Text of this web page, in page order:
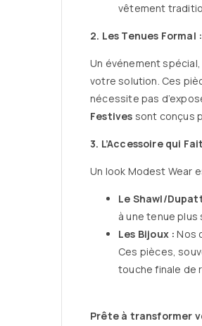
vêtement
2. Les Tenues
Un événement
votre solution. Ces
nécessite pas
Festives sont conçus
3. L’Accessoire qui
Un look Modest Wear
Le Shawl/
à une tenue plus
Les Bijoux : Nos
Ces pièces,
touche finale de
Prête à transformer